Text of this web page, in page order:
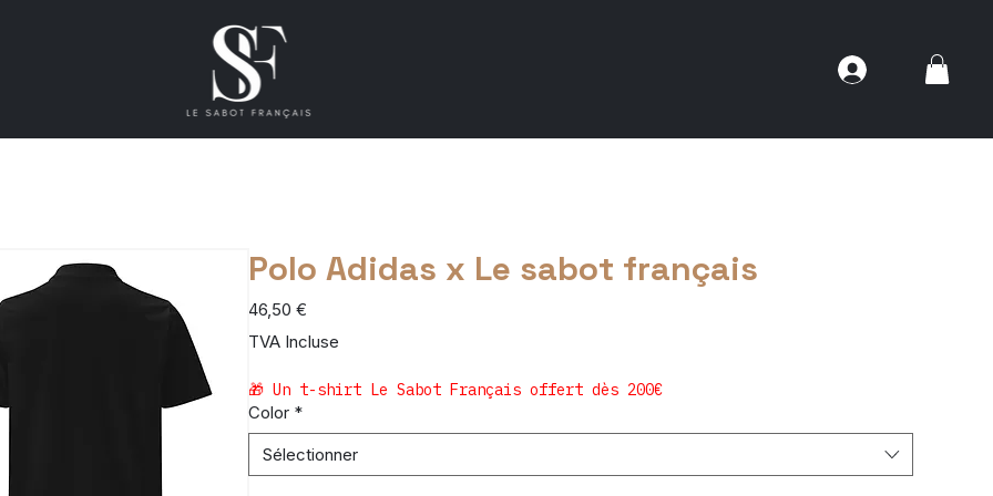
Polo Adidas x Le sabot français
46,50 €
TVA Incluse
🎁 Un t-shirt Le Sabot Français offert dès 200€
Color *
Sélectionner